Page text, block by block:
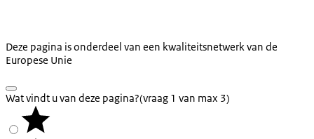
Deze pagina is onderdeel van een kwaliteitsnetwerk van de
Europese Unie
Wat vindt u van deze pagina?(vraag 1 van max 3)